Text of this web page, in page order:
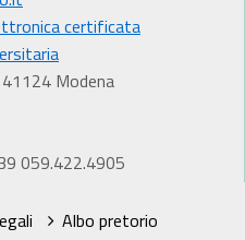
certificata
Modena
059.422.4905
Albo pretorio